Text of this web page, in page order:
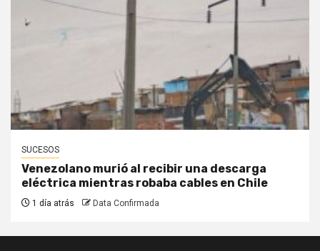
SUCESOS
Venezolano murió al recibir una descarga
eléctrica mientras robaba cables en Chile
1 día atrás Data Confirmada